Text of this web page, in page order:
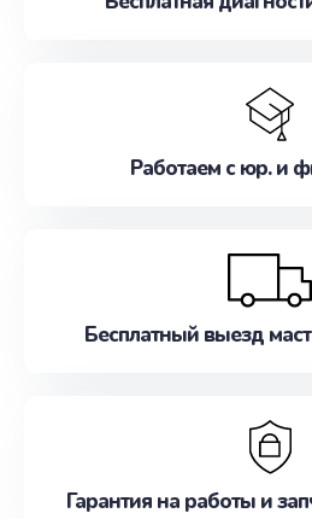
Работаем с юр. и
Бесплатный выезд
Гарантия на работы и